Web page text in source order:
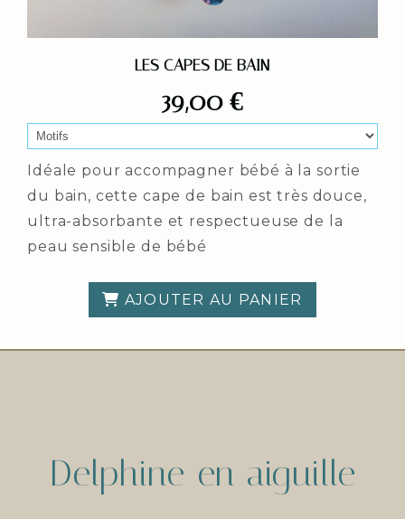
LES CAPES DE BAIN
39,00€
Idéale pour accompagner bébé à la sortie
du bain, cette cape de bain est très douce,
ultra-absorbante et respectueuse de la
peau sensible de bébé
AJOUTER AU PANIER
Delphine en aiguille